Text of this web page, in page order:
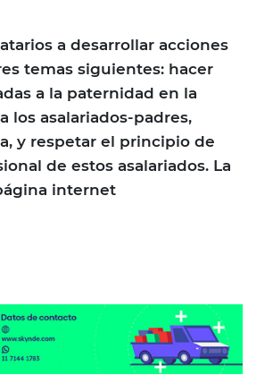
a desarrollar acciones
temas siguientes: hacer
a la paternidad en la
los asalariados-padres,
y respetar el principio de
de estos asalariados. La
internet